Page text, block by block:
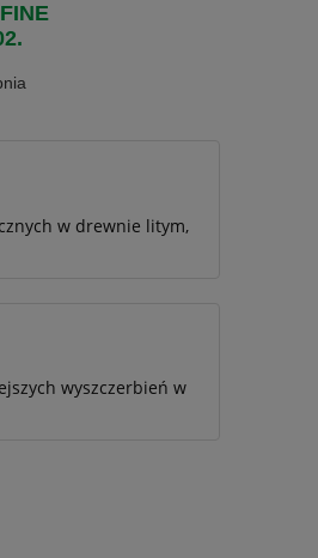
w drewnie litym,
wyszczerbień w